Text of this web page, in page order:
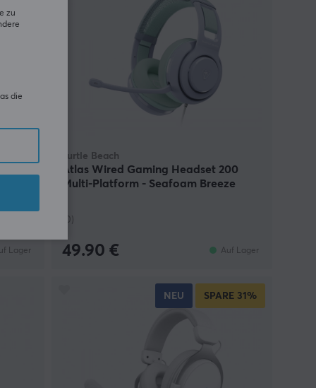
Lager
Turtle Beach
Atlas Wired Gaming Headset 200
Multi-Platform - Seafoam Breeze
(0)
49.90 € Auf Lager
NEU SPARE 31%
zu
die